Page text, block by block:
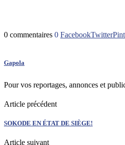
0 commentaires 0 FacebookTwitter
Gapola
Pour vos reportages, annonces et
Article précédent
SOKODE EN ÉTAT DE SIÈGE!
Article suivant